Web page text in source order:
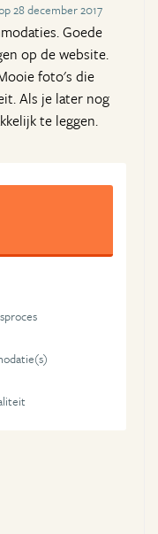
28 december 2017
Goede
op de website.
foto's die
Als je later nog
te leggen.